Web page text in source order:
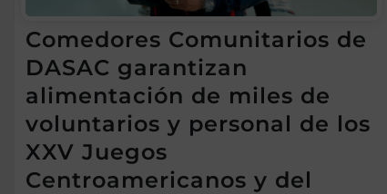
Comedores Comunitarios de
DASAC garantizan
alimentación de miles de
voluntarios y personal de los
XXV Juegos
Centroamericanos y del